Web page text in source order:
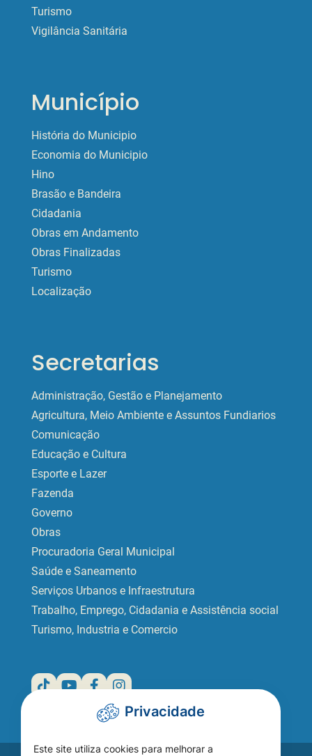
Turismo
Vigilância Sanitária
Município
História do Municipio
Economia do Municipio
Hino
Brasão e Bandeira
Cidadania
Obras em Andamento
Obras Finalizadas
Turismo
Localização
Secretarias
Administração, Gestão e Planejamento
Agricultura, Meio Ambiente e Assuntos Fundiarios
Comunicação
Educação e Cultura
Esporte e Lazer
Fazenda
Governo
Obras
Procuradoria Geral Municipal
Saúde e Saneamento
Serviços Urbanos e Infraestrutura
Trabalho, Emprego, Cidadania e Assistência social
Turismo, Industria e Comercio
Privacidade
Este site utiliza cookies para melhorar a